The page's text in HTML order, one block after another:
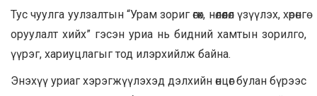
Тус чуулга уулзалтын “Урам зориг өгөх, нөлөөлөл үзүүлэх, хөрөнгө
оруулалт хийх” гэсэн уриа нь бидний хамтын зорилго,
үүрэг, хариуцлагыг тод илэрхийлж байна.
Энэхүү уриаг хэрэгжүүлэхэд дэлхийн өнцөг булан бүрээс